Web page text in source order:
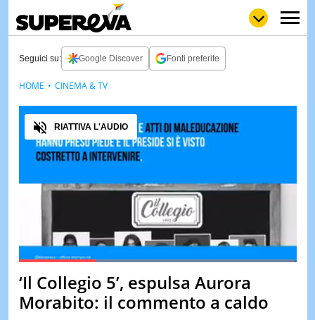
LOLGULP
LOVENEWS
QUIZ
TEST
Seguici su: Google Discover Fonti preferite
Pause Unmute
Loaded:99.23%
Audio
RIATTIVA L'AUDIO
‘Il Collegio 5’, espulsa Aurora
Morabito: il commento a caldo
HOME CINEMA & TV